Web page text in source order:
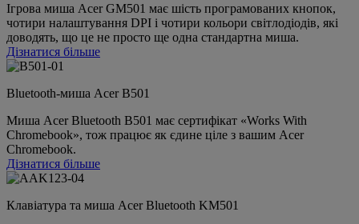
Ігрова миша Acer GM501 має шість програмованих кнопок,
чотири налаштування DPI і чотири кольори світлодіодів, які
доводять, що це не просто ще одна стандартна миша.
Дізнатися більше
Bluetooth-миша Acer B501
Миша Acer Bluetooth B501 має сертифікат «Works With
Chromebook», тож працює як єдине ціле з вашим Acer
Chromebook.
Дізнатися більше
Клавіатура та миша Acer Bluetooth KM501